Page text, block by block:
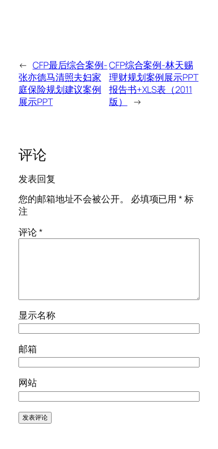
← CFP最后综合案例-
张亦德马清照夫妇家
庭保险规划建议案例
展示PPT
CFP综合案例-林天赐
理财规划案例展示PPT
报告书+XLS表（2011
版）
→
评论
发表回复
您的邮箱地址不会被公开。
必填项已用*标
注
评论*
显示名称
邮箱
网站